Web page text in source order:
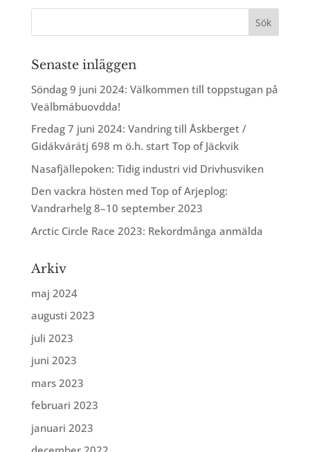
Senaste inläggen
Söndag 9 juni 2024: Välkommen till toppstugan på
Veälbmábuovdda!
Fredag 7 juni 2024: Vandring till Åskberget /
Gidákvárátj 698 m ö.h. start Top of Jäckvik
Nasafjällepoken: Tidig industri vid Drivhusviken
Den vackra hösten med Top of Arjeplog:
Vandrarhelg 8–10 september 2023
Arctic Circle Race 2023: Rekordmånga anmälda
Arkiv
maj 2024
augusti 2023
juli 2023
juni 2023
mars 2023
februari 2023
januari 2023